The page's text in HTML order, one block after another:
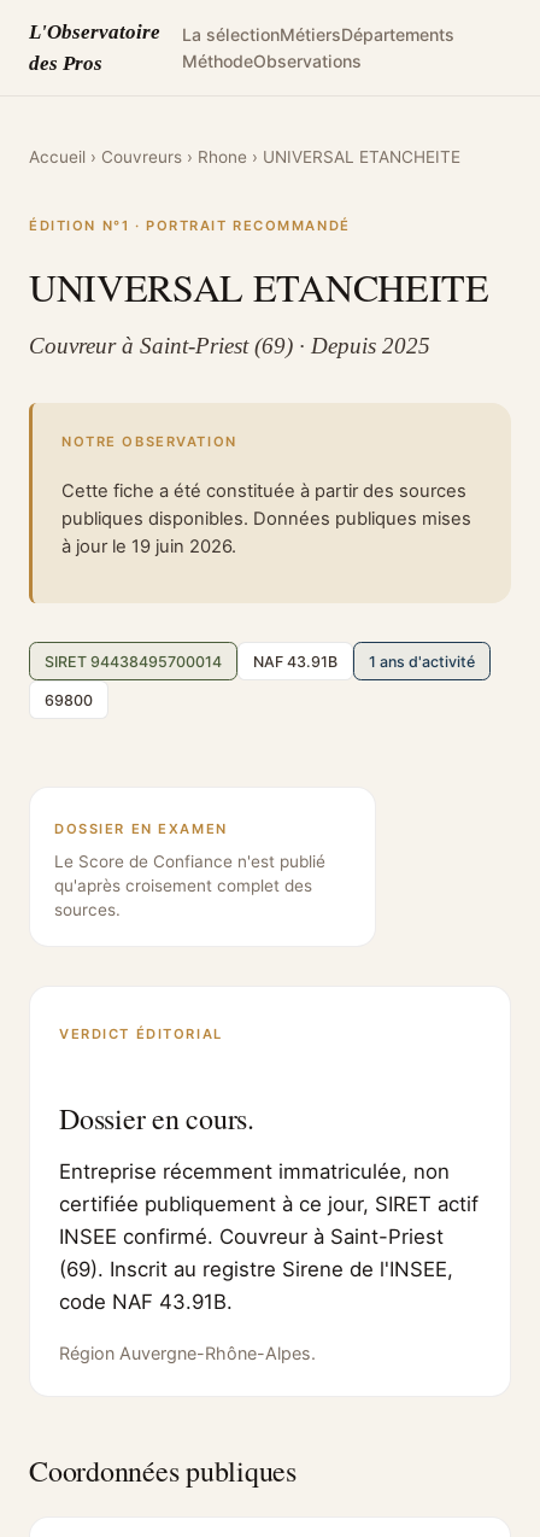
L'Observatoire
des Pros
La sélectionMétiersDépartements
MéthodeObservations
Accueil › Couvreurs › Rhone › UNIVERSAL ETANCHEITE
ÉDITION N°1 · PORTRAIT RECOMMANDÉ
UNIVERSAL ETANCHEITE
Couvreur à Saint-Priest (69) · Depuis 2025
NOTRE OBSERVATION
Cette fiche a été constituée à partir des sources
publiques disponibles. Données publiques mises
à jour le 19 juin 2026.
SIRET 94438495700014 NAF 43.91B 1 ans d'activité
69800
DOSSIER EN EXAMEN
Le Score de Confiance n'est publié
qu'après croisement complet des
sources.
VERDICT ÉDITORIAL
Dossier en cours.
Entreprise récemment immatriculée, non
certifiée publiquement à ce jour, SIRET actif
INSEE confirmé. Couvreur à Saint-Priest
(69). Inscrit au registre Sirene de l'INSEE,
code NAF 43.91B.
Région Auvergne-Rhône-Alpes.
Coordonnées publiques